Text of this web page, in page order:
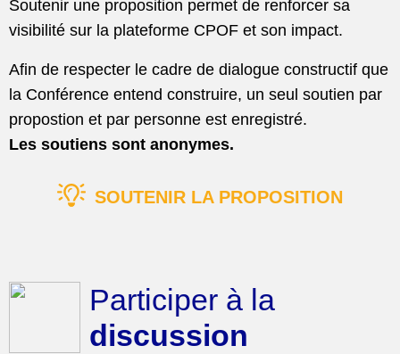
Soutenir une proposition permet de renforcer sa
visibilité sur la plateforme CPOF et son impact.
Afin de respecter le cadre de dialogue constructif que
la Conférence entend construire, un seul soutien par
propostion et par personne est enregistré.
Les soutiens sont anonymes.
SOUTENIR LA PROPOSITION
Participer à la
discussion